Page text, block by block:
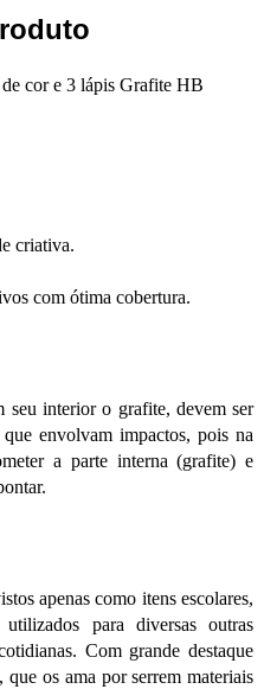
cor e 3 lápis Grafite HB
criativa.
com ótima cobertura.
seu interior o grafite, devem ser
envolvam impactos, pois na
a parte interna (grafite) e
apenas como itens escolares,
para diversas outras
Com grande destaque
os ama por serrem materiais